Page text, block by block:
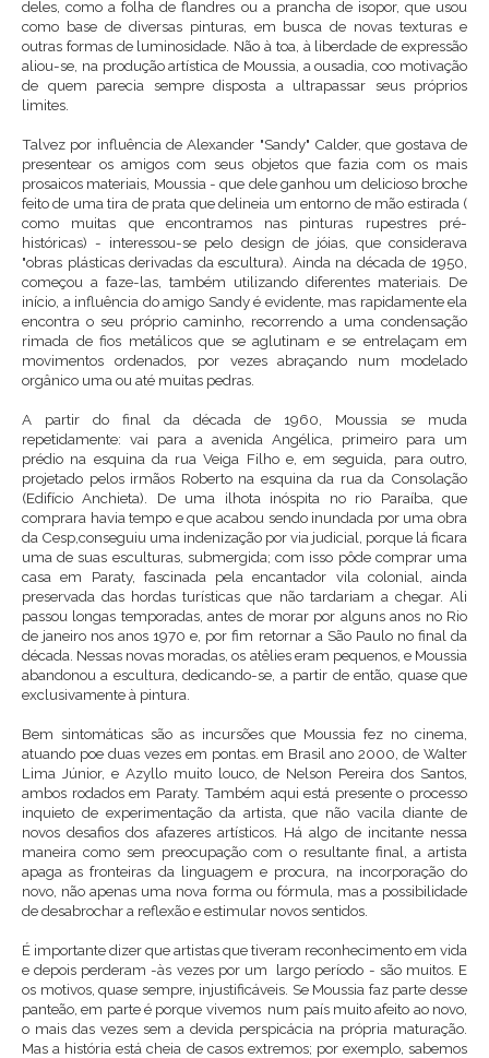
deles, como a folha de flandres ou a prancha de isopor, que usou
como base de diversas pinturas, em busca de novas texturas e
outras formas de luminosidade. Não à toa, à liberdade de expressão
aliou-se, na produção artística de Moussia, a ousadia, coo motivação
de quem parecia sempre disposta a ultrapassar seus próprios
limites.
Talvez por influência de Alexander "Sandy" Calder, que gostava de
presentear os amigos com seus objetos que fazia com os mais
prosaicos materiais, Moussia - que dele ganhou um delicioso broche
feito de uma tira de prata que delineia um entorno de mão estirada (
como muitas que encontramos nas pinturas rupestres pré-
históricas) - interessou-se pelo design de jóias, que considerava
"obras plásticas derivadas da escultura). Ainda na década de 1950,
começou a faze-las, também utilizando diferentes materiais. De
início, a influência do amigo Sandy é evidente, mas rapidamente ela
encontra o seu próprio caminho, recorrendo a uma condensação
rimada de fios metálicos que se aglutinam e se entrelaçam em
movimentos ordenados, por vezes abraçando num modelado
orgânico uma ou até muitas pedras.
A partir do final da década de 1960, Moussia se muda
repetidamente: vai para a avenida Angélica, primeiro para um
prédio na esquina da rua Veiga Filho e, em seguida, para outro,
projetado pelos irmãos Roberto na esquina da rua da Consolação
(Edifício Anchieta). De uma ilhota inóspita no rio Paraíba, que
comprara havia tempo e que acabou sendo inundada por uma obra
da Cesp,conseguiu uma indenização por via judicial, porque lá ficara
uma de suas esculturas, submergida; com isso pôde comprar uma
casa em Paraty, fascinada pela encantador vila colonial, ainda
preservada das hordas turísticas que não tardariam a chegar. Ali
passou longas temporadas, antes de morar por alguns anos no Rio
de janeiro nos anos 1970 e, por fim retornar a São Paulo no final da
década. Nessas novas moradas, os atêlies eram pequenos, e Moussia
abandonou a escultura, dedicando-se, a partir de então, quase que
exclusivamente à pintura.
Bem sintomáticas são as incursões que Moussia fez no cinema,
atuando poe duas vezes em pontas. em Brasil ano 2000, de Walter
Lima Júnior, e Azyllo muito louco, de Nelson Pereira dos Santos,
ambos rodados em Paraty. Também aqui está presente o processo
inquieto de experimentação da artista, que não vacila diante de
novos desafios dos afazeres artísticos. Há algo de incitante nessa
maneira como sem preocupação com o resultante final, a artista
apaga as fronteiras da linguagem e procura, na incorporação do
novo, não apenas uma nova forma ou fórmula, mas a possibilidade
de desabrochar a reflexão e estimular novos sentidos.
É importante dizer que artistas que tiveram reconhecimento em vida
e depois perderam -às vezes por um largo período - são muitos. E
os motivos, quase sempre, injustificáveis. Se Moussia faz parte desse
panteão, em parte é porque vivemos num país muito afeito ao novo,
o mais das vezes sem a devida perspicácia na própria maturação.
Mas a história está cheia de casos extremos; por exemplo, sabemos